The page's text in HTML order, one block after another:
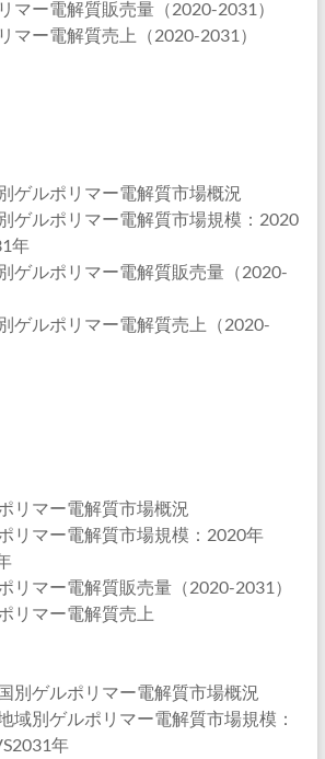
マー電解質販売量（2020-2031）
マー電解質売上（2020-2031）
ゲルポリマー電解質市場概況
ゲルポリマー電解質市場規模：2020
年
ゲルポリマー電解質販売量（2020-
ゲルポリマー電解質売上（2020-
リマー電解質市場概況
リマー電解質市場規模：2020年
リマー電解質販売量（2020-2031）
リマー電解質売上
別ゲルポリマー電解質市場概況
域別ゲルポリマー電解質市場規模：
年